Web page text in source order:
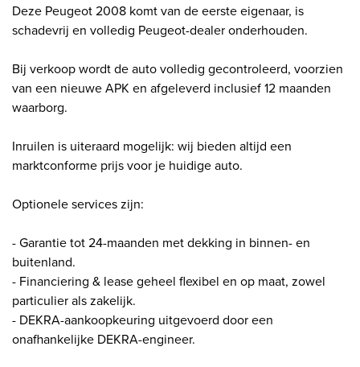
Deze Peugeot 2008 komt van de eerste eigenaar, is
schadevrij en volledig Peugeot-dealer onderhouden.
Bij verkoop wordt de auto volledig gecontroleerd, voorzien
van een nieuwe APK en afgeleverd inclusief 12 maanden
waarborg.
Inruilen is uiteraard mogelijk: wij bieden altijd een
marktconforme prijs voor je huidige auto.
Optionele services zijn:
- Garantie tot 24-maanden met dekking in binnen- en
buitenland.
- Financiering & lease geheel flexibel en op maat, zowel
particulier als zakelijk.
- DEKRA-aankoopkeuring uitgevoerd door een
onafhankelijke DEKRA-engineer.